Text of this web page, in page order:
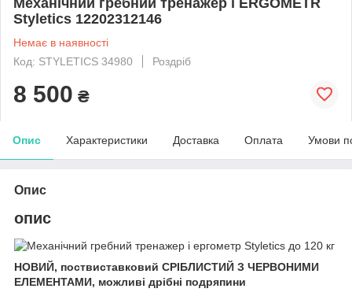
Styletics 12202312146
Немає в наявності
Код: STYLETICS 34980
Роздріб
8 500 ₴
Опис Характеристики Доставка Оплата Умови
Опис
опис
НОВИЙ, поствиставковий СРІБЛИСТИЙ З ЧЕРВОНИМИ
ЕЛЕМЕНТАМИ, можливі дрібні подряпини